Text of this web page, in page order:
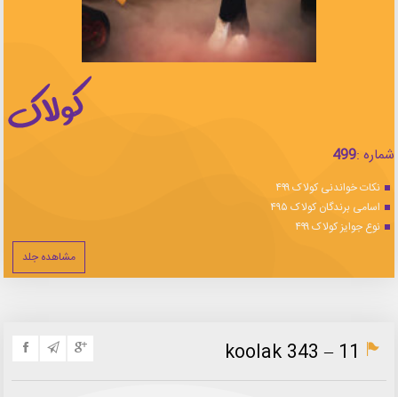
شماره :499
نکات خواندنی کولاک ۴۹۹
اسامی برندگان کولاک ۴۹۵
نوع جوایز کولاک ۴۹۹
مشاهده جلد
koolak 343 – 11